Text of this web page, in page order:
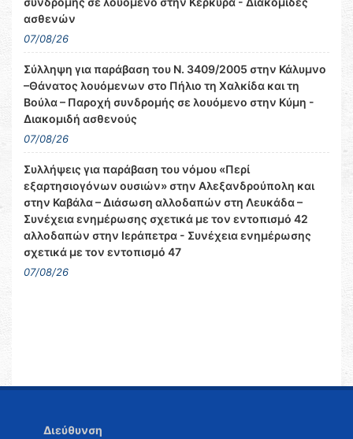
ασθενών
07/08/26
Σύλληψη για παράβαση του Ν. 3409/2005 στην Κάλυμνο
–Θάνατος λουόμενων στο Πήλιο τη Χαλκίδα και τη
Βούλα – Παροχή συνδρομής σε λουόμενο στην Κύμη -
Διακομιδή ασθενούς
07/08/26
Συλλήψεις για παράβαση του νόμου «Περί
εξαρτησιογόνων ουσιών» στην Αλεξανδρούπολη και
στην Καβάλα – Διάσωση αλλοδαπών στη Λευκάδα –
Συνέχεια ενημέρωσης σχετικά με τον εντοπισμό 42
αλλοδαπών στην Ιεράπετρα - Συνέχεια ενημέρωσης
σχετικά με τον εντοπισμό 47
07/08/26
Διεύθυνση